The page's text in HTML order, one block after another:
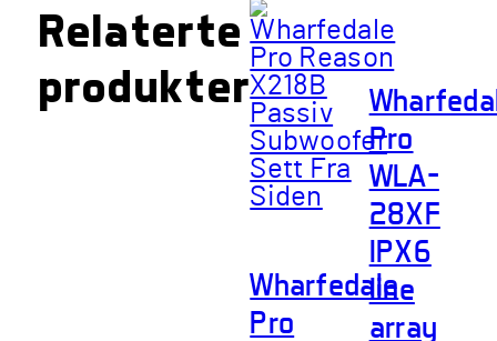
Relaterte
produkter
Wharfedale
Pro
Pro
WLA-
28XF
IPX6
line
array